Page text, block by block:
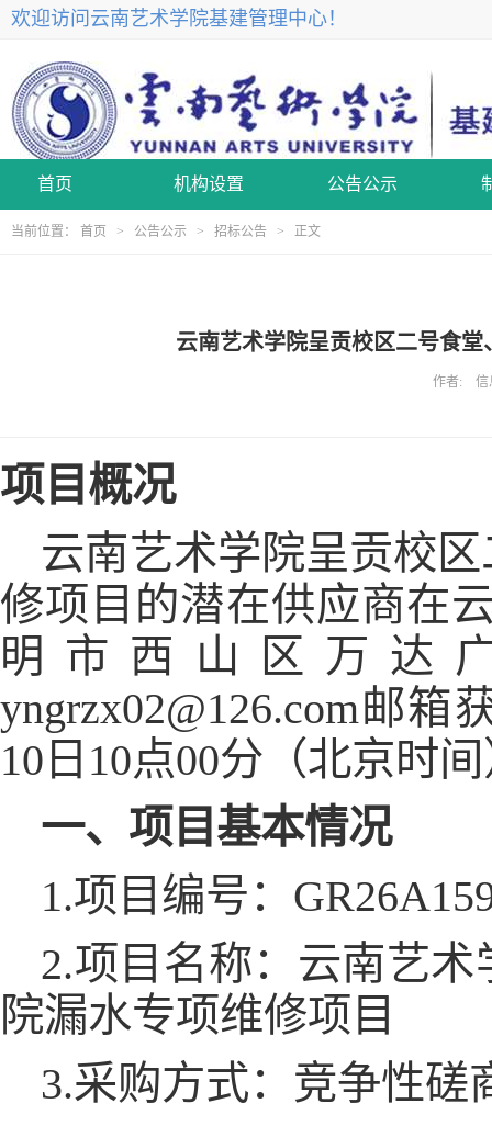
欢迎访问云南艺术学院基建管理中心！
首页 机构设置 公告公示
当前位置： 首页 > 公告公示 > 招标公告 > 正文
云南艺术学院呈贡校区二号食
作者: 信
项目概况
云南艺术学院呈贡校
修项目的潜在供应商在
明市西山区万达
yngrzx02@126.com邮
10日10点00分（北京时
一、项目基本情况
1.项目编号：
2.项目名称：云南艺
院漏水专项维修项目
3.采购方式：竞争性磋